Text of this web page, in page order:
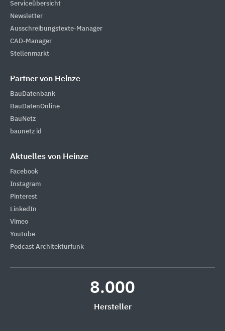
Serviceübersicht
Newsletter
Ausschreibungstexte-Manager
CAD-Manager
Stellenmarkt
Partner von Heinze
BauDatenbank
BauDatenOnline
BauNetz
baunetz id
Aktuelles von Heinze
Facebook
Instagram
Pinterest
LinkedIn
Vimeo
Youtube
Podcast Architekturfunk
8.000
Hersteller